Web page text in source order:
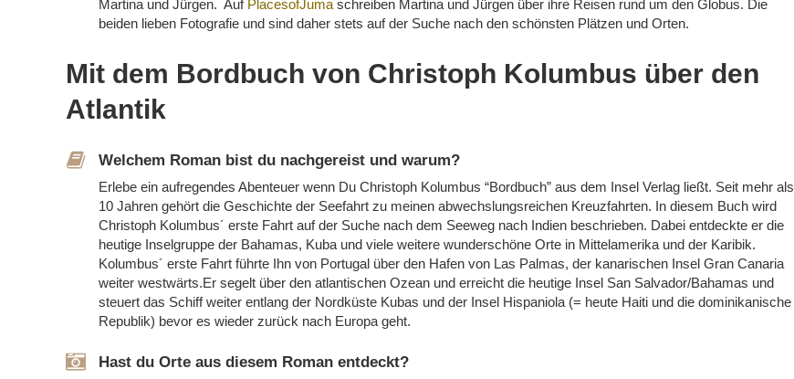
Martina und Jürgen. Auf PlacesofJuma schreiben Martina und Jürgen über ihre Reisen rund um den Globus. Die
beiden lieben Fotografie und sind daher stets auf der Suche nach den schönsten Plätzen und Orten.
Mit dem Bordbuch von Christoph Kolumbus über den
Atlantik
Welchem Roman bist du nachgereist und warum?
Erlebe ein aufregendes Abenteuer wenn Du Christoph Kolumbus “Bordbuch” aus dem Insel Verlag ließt. Seit mehr als
10 Jahren gehört die Geschichte der Seefahrt zu meinen abwechslungsreichen Kreuzfahrten. In diesem Buch wird
Christoph Kolumbus´ erste Fahrt auf der Suche nach dem Seeweg nach Indien beschrieben. Dabei entdeckte er die
heutige Inselgruppe der Bahamas, Kuba und viele weitere wunderschöne Orte in Mittelamerika und der Karibik.
Kolumbus´ erste Fahrt führte Ihn von Portugal über den Hafen von Las Palmas, der kanarischen Insel Gran Canaria
weiter westwärts.Er segelt über den atlantischen Ozean und erreicht die heutige Insel San Salvador/Bahamas und
steuert das Schiff weiter entlang der Nordküste Kubas und der Insel Hispaniola (= heute Haiti und die dominikanische
Republik) bevor es wieder zurück nach Europa geht.
Hast du Orte aus diesem Roman entdeckt?